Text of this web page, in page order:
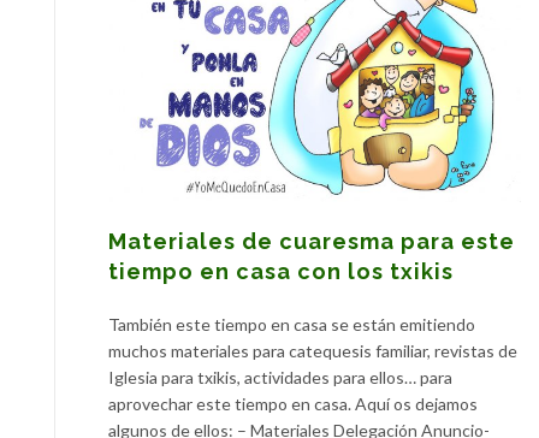
Materiales de cuaresma para este
tiempo en casa con los txikis
También este tiempo en casa se están emitiendo
muchos materiales para catequesis familiar, revistas de
Iglesia para txikis, actividades para ellos… para
aprovechar este tiempo en casa. Aquí os dejamos
algunos de ellos: – Materiales Delegación Anuncio-